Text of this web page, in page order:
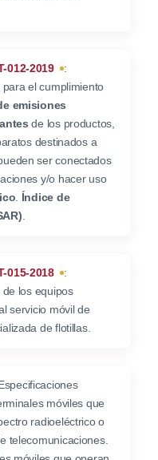
012-2019
:
el cumplimiento
emisiones
de los productos,
destinados a
ser conectados
y/o hacer uso
Índice de
015-2018
:
de los equipos
servicio móvil de
de flotillas.
móviles que
radioeléctrico o
telecomunicaciones.